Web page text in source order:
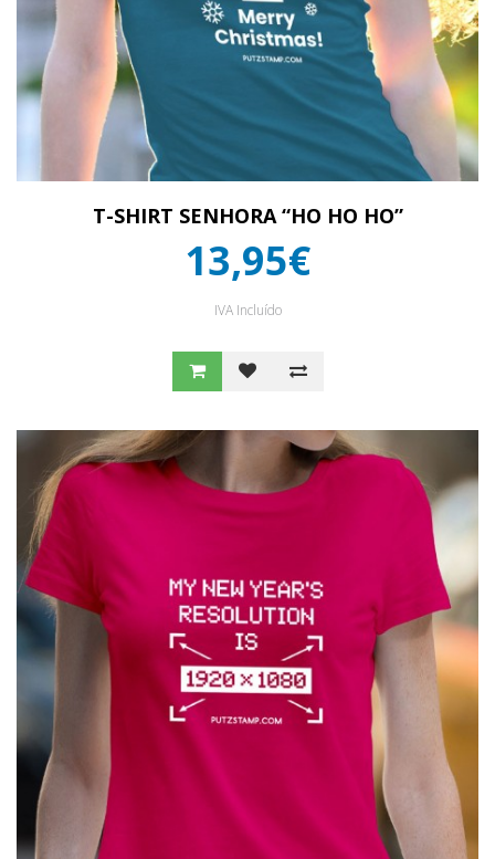
T-SHIRT SENHORA “HO HO HO”
13,95€
IVA Incluído